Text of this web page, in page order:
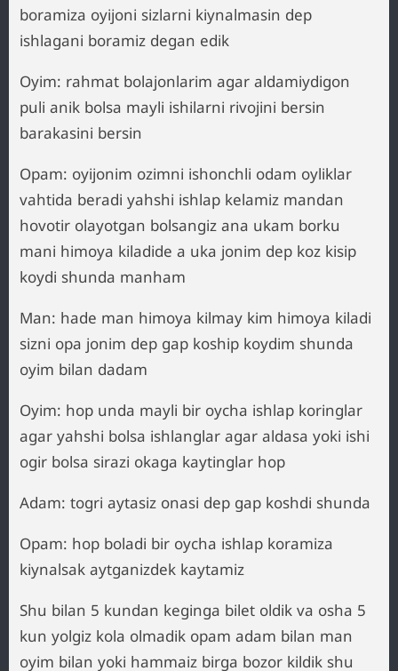
boramiza oyijoni sizlarni kiynalmasin dep
ishlagani boramiz degan edik
Oyim: rahmat bolajonlarim agar aldamiydigon
puli anik bolsa mayli ishilarni rivojini bersin
barakasini bersin
Opam: oyijonim ozimni ishonchli odam oyliklar
vahtida beradi yahshi ishlap kelamiz mandan
hovotir olayotgan bolsangiz ana ukam borku
mani himoya kiladide a uka jonim dep koz kisip
koydi shunda manham
Man: hade man himoya kilmay kim himoya kiladi
sizni opa jonim dep gap koship koydim shunda
oyim bilan dadam
Oyim: hop unda mayli bir oycha ishlap koringlar
agar yahshi bolsa ishlanglar agar aldasa yoki ishi
ogir bolsa sirazi okaga kaytinglar hop
Adam: togri aytasiz onasi dep gap koshdi shunda
Opam: hop boladi bir oycha ishlap koramiza
kiynalsak aytganizdek kaytamiz
Shu bilan 5 kundan keginga bilet oldik va osha 5
kun yolgiz kola olmadik opam adam bilan man
oyim bilan yoki hammaiz birga bozor kildik shu